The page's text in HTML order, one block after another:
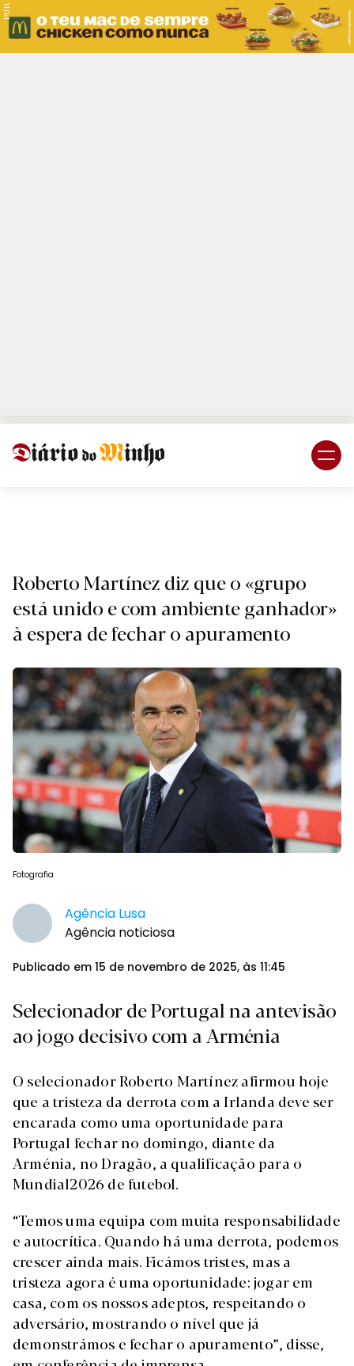
PUB.
Roberto Martínez diz que o «grupo
está unido e com ambiente ganhador»
à espera de fechar o apuramento
Fotografia
Agência Lusa
Agência noticiosa
Publicado em 15 de novembro de 2025, às 11:45
Selecionador de Portugal na antevisão
ao jogo decisivo com a Arménia
O selecionador Roberto Martínez afirmou hoje
que a tristeza da derrota com a Irlanda deve ser
encarada como uma oportunidade para
Portugal fechar no domingo, diante da
Arménia, no Dragão, a qualificação para o
Mundial2026 de futebol.
“Temos uma equipa com muita responsabilidade
e autocrítica. Quando há uma derrota, podemos
crescer ainda mais. Ficámos tristes, mas a
tristeza agora é uma oportunidade: jogar em
casa, com os nossos adeptos, respeitando o
adversário, mostrando o nível que já
demonstrámos e fechar o apuramento”, disse,